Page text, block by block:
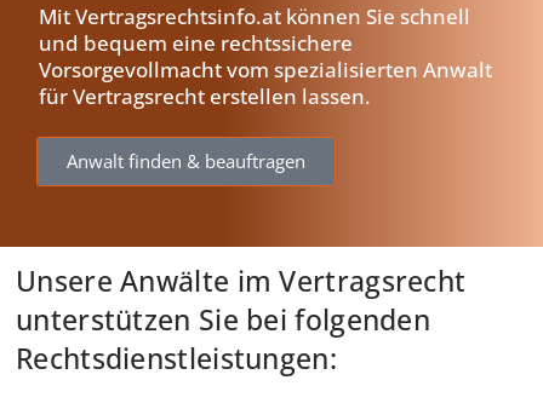
Mit Vertragsrechtsinfo.at können Sie schnell
und bequem eine rechtssichere
Vorsorgevollmacht vom spezialisierten Anwalt
für Vertragsrecht erstellen lassen.
Anwalt finden & beauftragen
Unsere Anwälte im Vertragsrecht
unterstützen Sie bei folgenden
Rechtsdienstleistungen: